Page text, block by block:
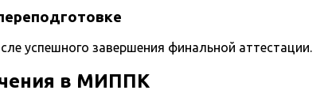
успешного завершения финальной аттестации.
в МИППК